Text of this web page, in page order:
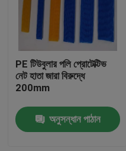
PE টিউবুলার পলি প্রোটেক্টিভ
নেট হাতা জারা বিরুদ্ধে
200mm
অনুসন্ধান পাঠান